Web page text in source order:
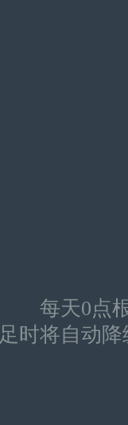
每天0点根
足时将自动降